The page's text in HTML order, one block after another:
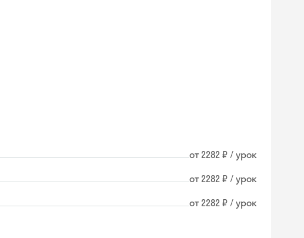
от 2282 ₽ / урок
от 2282 ₽ / урок
от 2282 ₽ / урок